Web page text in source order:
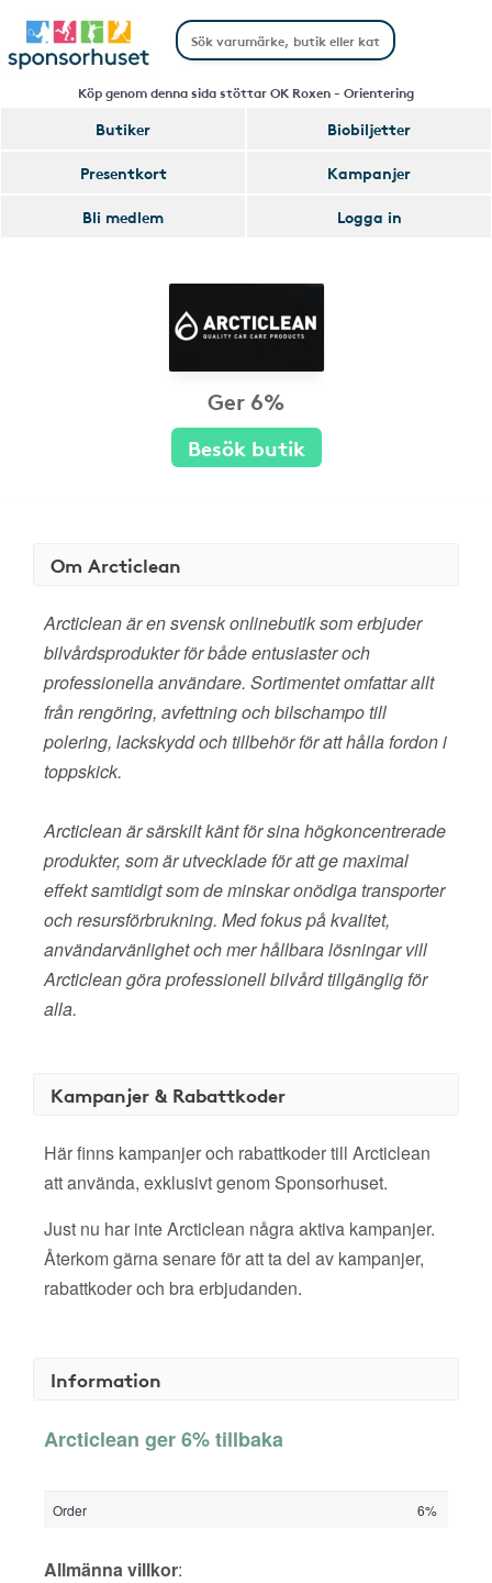
Köp genom denna sida stöttar OK Roxen - Orientering
Butiker
Biobiljetter
Presentkort
Kampanjer
Bli medlem
Logga in
Ger 6%
Besök butik
Om Arcticlean
Arcticlean är en svensk onlinebutik som erbjuder
bilvårdsprodukter för både entusiaster och
professionella användare. Sortimentet omfattar allt
från rengöring, avfettning och bilschampo till
polering, lackskydd och tillbehör för att hålla fordon i
toppskick.
Arcticlean är särskilt känt för sina högkoncentrerade
produkter, som är utvecklade för att ge maximal
effekt samtidigt som de minskar onödiga transporter
och resursförbrukning. Med fokus på kvalitet,
användarvänlighet och mer hållbara lösningar vill
Arcticlean göra professionell bilvård tillgänglig för
alla.
Kampanjer & Rabattkoder
Här finns kampanjer och rabattkoder till Arcticlean
att använda, exklusivt genom Sponsorhuset.
Just nu har inte Arcticlean några aktiva kampanjer.
Återkom gärna senare för att ta del av kampanjer,
rabattkoder och bra erbjudanden.
Information
Arcticlean ger 6% tillbaka
Order 6%
Allmänna villkor: